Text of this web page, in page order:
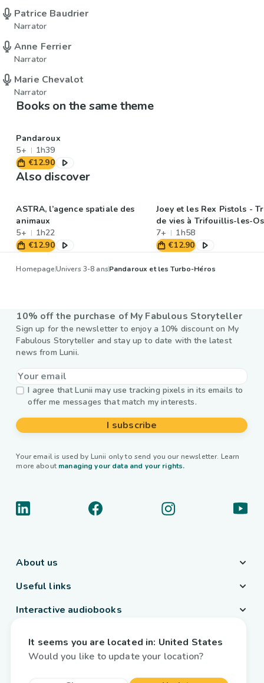
Patrice Baudrier
Narrator
Anne Ferrier
Narrator
Marie Chevalot
Narrator
Books on the same theme
Pandaroux
5+
1h39
€12.90
Also discover
ASTRA, l’agence spatiale des
animaux
5+
1h22
€12.90
Joey et les Rex Pistols -
de vies à Trifouillis-les-Os
7+
1h58
€12.90
HomepageUnivers 3-8 ansPandaroux et les Turbo-Héros
10% off the purchase of My Fabulous Storyteller
Sign up for the newsletter to enjoy a 10% discount on My
Fabulous Storyteller and stay up to date with the latest
news from Lunii.
I agree that Lunii may use tracking pixels in its emails to
offer me messages that match my interests.
I subscribe
Your email is used by Lunii only to send you our newsletter. Learn
more about managing your data and your rights.
About us
Useful links
Interactive audiobooks
Belgium English
It seems you are located in: United States
Would you like to update your location?